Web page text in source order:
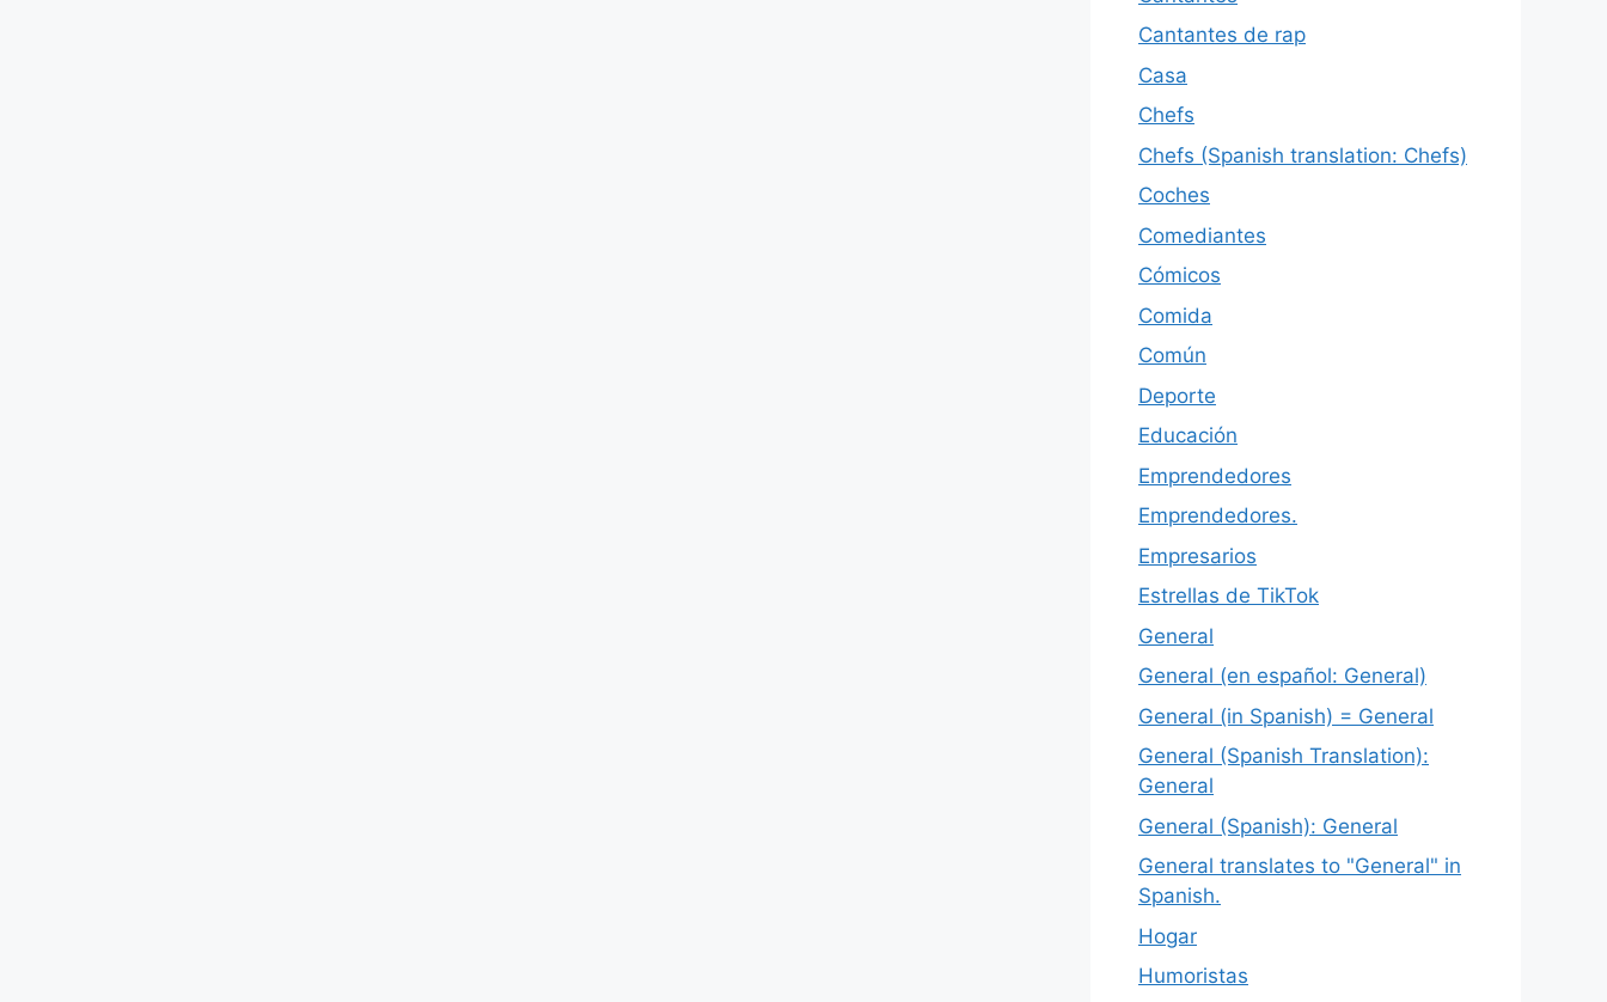
Cantantes de rap
Casa
Chefs
Chefs (Spanish translation: Chefs)
Coches
Comediantes
Cómicos
Comida
Común
Deporte
Educación
Emprendedores
Emprendedores.
Empresarios
Estrellas de TikTok
General
General (en español: General)
General (in Spanish) = General
General (Spanish Translation):
General
General (Spanish): General
General translates to "General" in
Spanish.
Hogar
Humoristas